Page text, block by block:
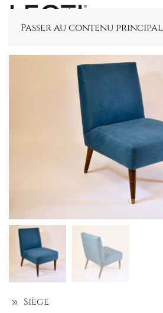
Passer au contenu principal
Siège